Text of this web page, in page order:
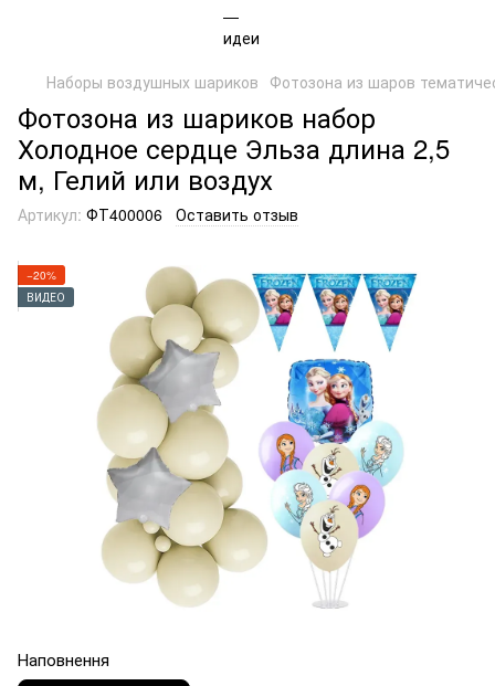
Наборы воздушных шариков Фотозона из шаров
Фотозона из шариков набор
Холодное сердце Эльза длина 2,5
м, Гелий или воздух
Артикул: ФТ400006 Оставить отзыв
−20%
ВИДЕО
Наповнення